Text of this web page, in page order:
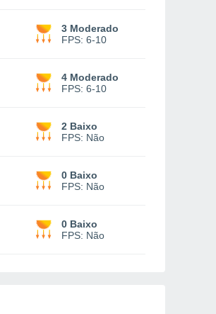
3 Moderado
FPS: 6-10
4 Moderado
FPS: 6-10
2 Baixo
FPS: Não
0 Baixo
FPS: Não
0 Baixo
FPS: Não